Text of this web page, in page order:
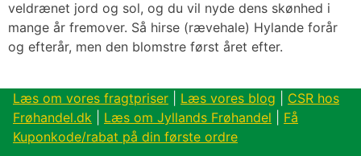
veldrænet jord og sol, og du vil nyde dens skønhed i
mange år fremover. Så hirse (rævehale) Hylande forår
og efterår, men den blomstre først året efter.
Læs om vores fragtpriser Læs vores blog
CSR hos
Frøhandel.dk
Læs om Jyllands Frøhandel
Få
Kuponkode/rabat på din første ordre